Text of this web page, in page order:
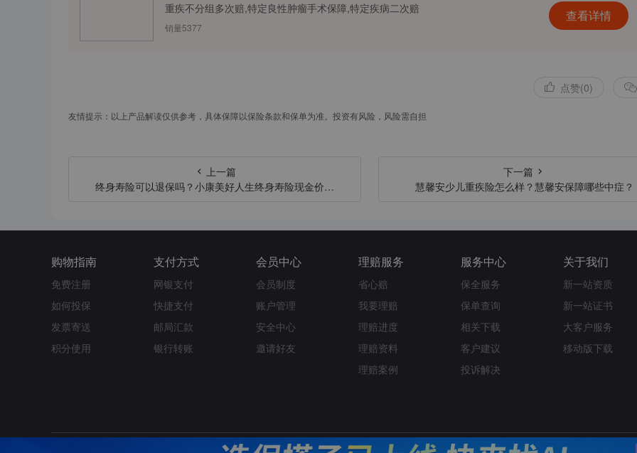
重疾不分组多次赔,特定良性肿瘤手术保障,特定疾病二次赔
销量5377
查看详情
点赞(0)
友情提示：以上产品解读仅供参考，具体保障以保险条款和保单为准。投资有风险，风险需自担
上一篇
终身寿险可以退保吗？小康美好人生终身寿险现金价值
下一篇
慧馨安少儿重疾险怎么样？慧馨安保障哪些中症？
购物指南
免费注册
如何投保
发票寄送
积分使用
支付方式
网银支付
快捷支付
邮局汇款
银行转账
会员中心
会员制度
账户管理
安全中心
邀请好友
理赔服务
省心赔
我要理赔
理赔进度
理赔资料
理赔案例
服务中心
保全服务
保单查询
相关下载
客户建议
投诉解决
关于我们
新一站资质
新一站证书
大客户服务
移动版下载
法律声明 用户协议 隐私策略 站点地图 友情链接 官方披露